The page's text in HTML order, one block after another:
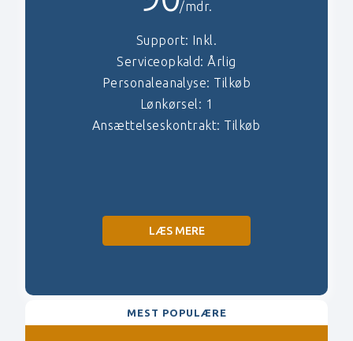
/mdr.
Support: Inkl.
Serviceopkald: Årlig
Personaleanalyse: Tilkøb
Lønkørsel: 1
Ansættelseskontrakt: Tilkøb
LÆS MERE
MEST POPULÆRE